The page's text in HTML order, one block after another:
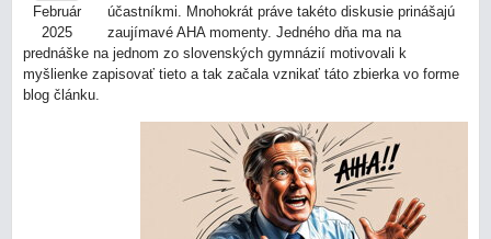
Február
2025
účastníkmi. Mnohokrát práve takéto diskusie prinášajú
zaujímavé AHA momenty. Jedného dňa ma na
prednáške na jednom zo slovenských gymnázií motivovali k
myšlienke zapisovať tieto a tak začala vznikať táto zbierka vo forme
blog článku.